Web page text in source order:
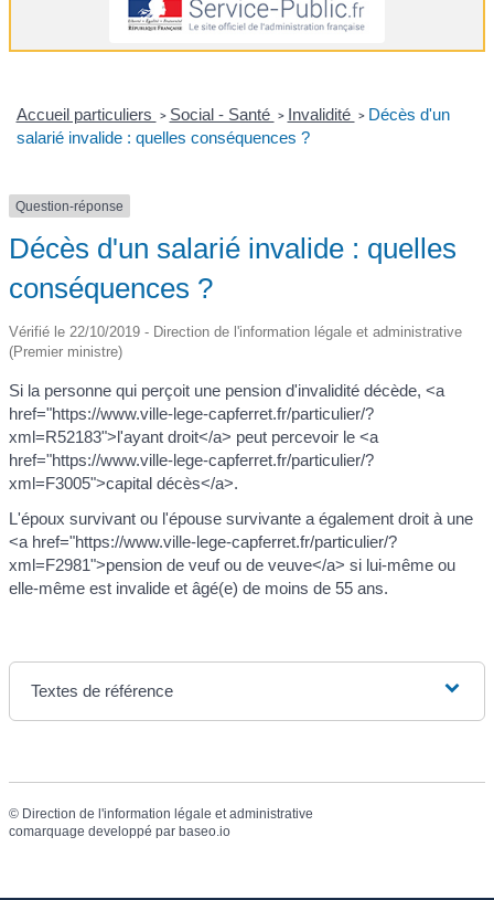
Accueil particuliers > Social - Santé > Invalidité > Décès d'un
salarié invalide : quelles conséquences ?
Question-réponse
Décès d'un salarié invalide : quelles
conséquences ?
Vérifié le 22/10/2019 - Direction de l'information légale et administrative
(Premier ministre)
Si la personne qui perçoit une pension d'invalidité décède, <a
href="https://www.ville-lege-capferret.fr/particulier/?
xml=R52183">l'ayant droit</a> peut percevoir le <a
href="https://www.ville-lege-capferret.fr/particulier/?
xml=F3005">capital décès</a>.
L'époux survivant ou l'épouse survivante a également droit à une
<a href="https://www.ville-lege-capferret.fr/particulier/?
xml=F2981">pension de veuf ou de veuve</a> si lui-même ou
elle-même est invalide et âgé(e) de moins de 55 ans.
Textes de référence
© Direction de l'information légale et administrative
comarquage developpé par baseo.io